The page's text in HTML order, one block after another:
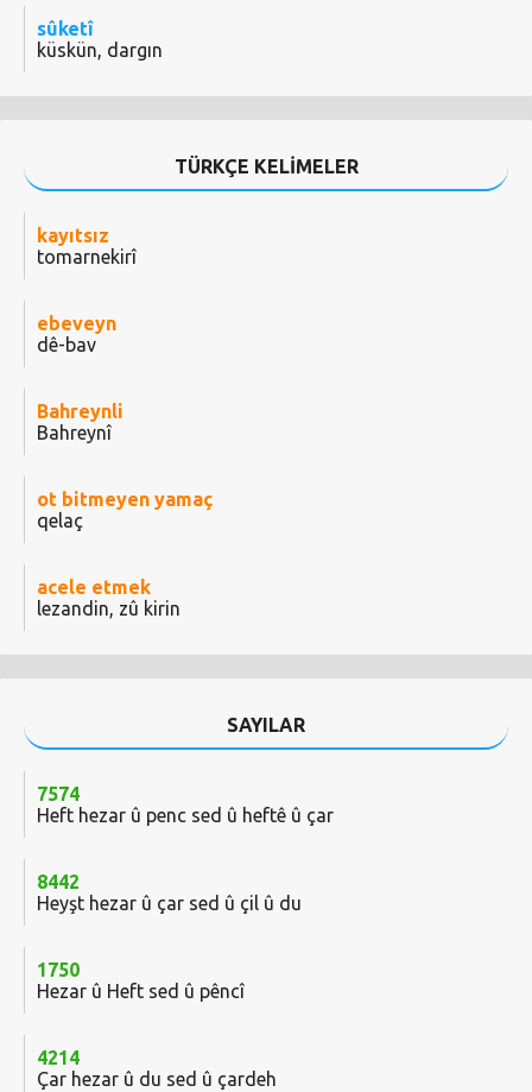
sûketî
küskün, dargın
TÜRKÇE KELİMELER
kayıtsız
tomarnekirî
ebeveyn
dê-bav
Bahreynli
Bahreynî
ot bitmeyen yamaç
qelaç
acele etmek
lezandin, zû kirin
SAYILAR
7574
Heft hezar û penc sed û heftê û çar
8442
Heyşt hezar û çar sed û çil û du
1750
Hezar û Heft sed û pêncî
4214
Çar hezar û du sed û çardeh